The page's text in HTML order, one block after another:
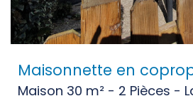
Maisonnette en
Maison 30 m² - 2 Pièces -